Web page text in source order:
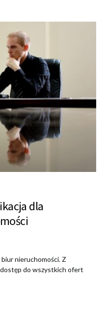
dla
nieruchomości. Z
do wszystkich ofert